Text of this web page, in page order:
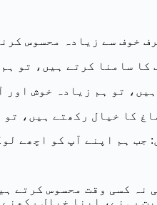
کا سامنا کرتے ہیں، تو
تو ہم زیادہ خوش اور
کا خیال رکھتے ہیں،
جب ہم اپنے آپ کو اچھے
نہ کسی وقت محسوس کرتے
رہنے، اپنا خیال